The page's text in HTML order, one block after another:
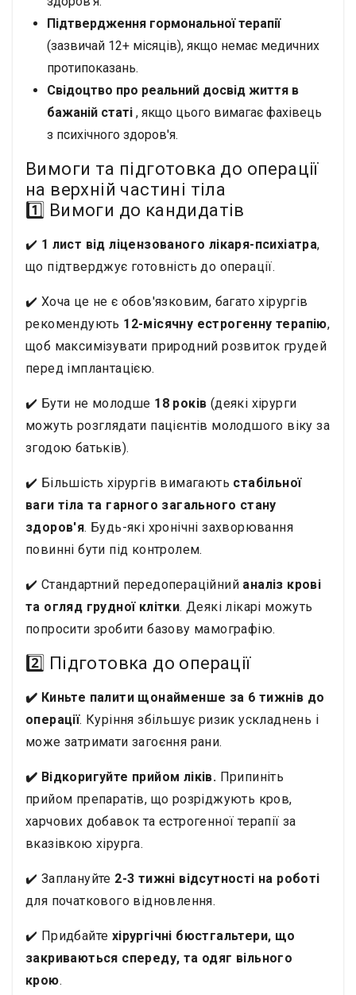
Підтвердження гормональної терапії
(зазвичай 12+ місяців), якщо немає медичних
протипоказань.
Свідоцтво про реальний досвід життя в
бажаній статі , якщо цього вимагає фахівець
з психічного здоров'я.
Вимоги та підготовка до операції
на верхній частині тіла
1️⃣ Вимоги до кандидатів
✔️ 1 лист від ліцензованого лікаря-психіатра,
що підтверджує готовність до операції.
✔️ Хоча це не є обов'язковим, багато хірургів
рекомендують 12-місячну естрогенну терапію,
щоб максимізувати природний розвиток грудей
перед імплантацією.
✔️ Бути не молодше 18 років (деякі хірурги
можуть розглядати пацієнтів молодшого віку за
згодою батьків).
✔️ Більшість хірургів вимагають стабільної
ваги тіла та гарного загального стану
здоров'я. Будь-які хронічні захворювання
повинні бути під контролем.
✔️ Стандартний передопераційний аналіз крові
та огляд грудної клітки. Деякі лікарі можуть
попросити зробити базову мамографію.
2️⃣ Підготовка до операції
✔️ Киньте палити щонайменше за 6 тижнів до
операції. Куріння збільшує ризик ускладнень і
може затримати загоєння рани.
✔️ Відкоригуйте прийом ліків. Припиніть
прийом препаратів, що розріджують кров,
харчових добавок та естрогенної терапії за
вказівкою хірурга.
✔️ Заплануйте 2-3 тижні відсутності на роботі
для початкового відновлення.
✔️ Придбайте хірургічні бюстгальтери, що
закриваються спереду, та одяг вільного
крою.